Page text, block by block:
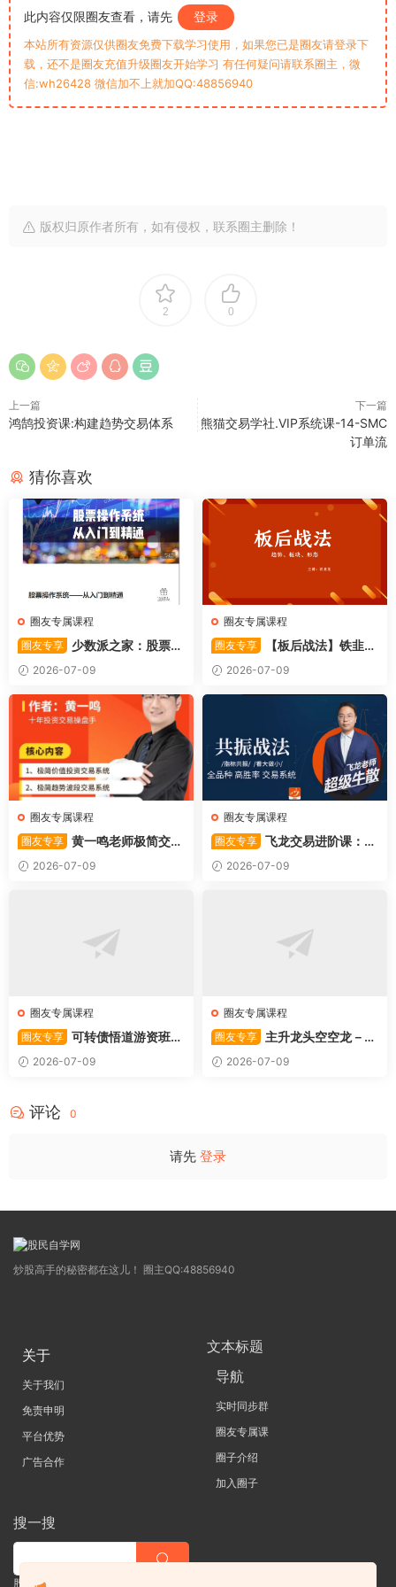
此内容仅限圈友查看，请先 登录
本站所有资源仅供圈友免费下载学习使用，如果您已是圈友请登录下
载，还不是圈友充值升级圈友开始学习 有任何疑问请联系圈主，微
信:wh26428 微信加不上就加QQ:48856940
版权归原作者所有，如有侵权，联系圈主删除！
2 0
上一篇
鸿鹄投资课:构建趋势交易体系
下一篇
熊猫交易学社.VIP系统课-14-SMC
订单流
猜你喜欢
圈友专属课程
圈友专享
少数派之家：股票操
作系统—从入门到精通
2026-07-09
圈友专属课程
圈友专享
【板后战法】铁韭菜
板后强势战法
2026-07-09
圈友专属课程
圈友专享 黄一鸣老师极简交易
系统2026-07-09
圈友专属课程
圈友专享 飞龙交易进阶课：共
振战法
2026-07-09
圈友专属课程
圈友专享 可转债悟道游资班出
奇系列悟道系列守正系列课程-
卓妍
2026-07-09
圈友专属课程
圈友专享
主升龙头空空龙－竞
价抢筹盘口的量化公式与十几
年的体系干货，全篇2026061
2026-07-09
评论 0
请先 登录
炒股高手的秘密都在这儿！ 圈主QQ:48856940
关于
关于我们
免责申明
平台优势
广告合作
文本标题
导航
实时同步群
圈友专属课
圈子介绍
加入圈子
搜一搜
股票 |直播| 外汇| 期货 |金融理财一站